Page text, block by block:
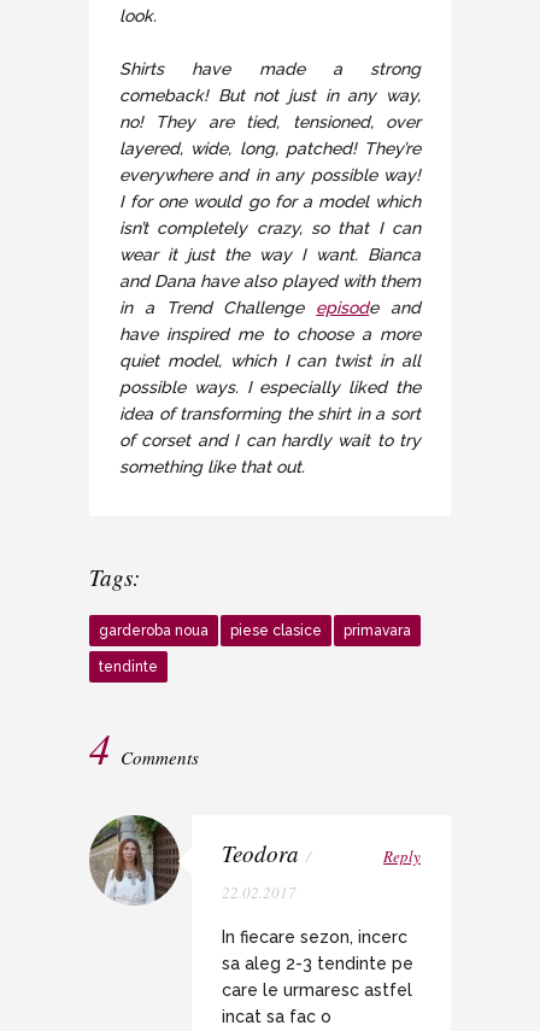
look.
Shirts have made a strong
comeback! But not just in any way,
no! They are tied, tensioned, over
layered, wide, long, patched! They’re
everywhere and in any possible way!
I for one would go for a model which
isn’t completely crazy, so that I can
wear it just the way I want. Bianca
and Dana have also played with them
in a Trend Challenge episode and
have inspired me to choose a more
quiet model, which I can twist in all
possible ways. I especially liked the
idea of transforming the shirt in a sort
of corset and I can hardly wait to try
something like that out.
Tags:
garderoba noua piese clasice primavara
tendinte
4 Comments
Teodora /
22.02.2017
Reply
In fiecare sezon, incerc
sa aleg 2-3 tendinte pe
care le urmaresc astfel
incat sa fac o